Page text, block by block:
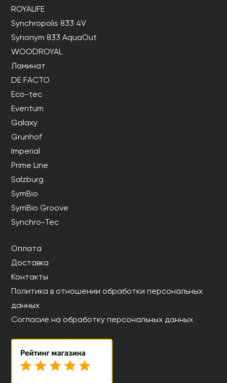
ROYALIFE
Synchropolis 833 4V
Synonym 833 AquaOut
WOODROYAL
Ламинат
DE FACTO
Eco-tec
Eventum
Galaxy
Grunhof
Imperial
Prime Line
Salzburg
SymBio
SymBio Groove
Synchro-Tec
Оплата
Доставка
Контакты
Политика в отношении обработки персональных
данных
Согласие на обработку персональных данных